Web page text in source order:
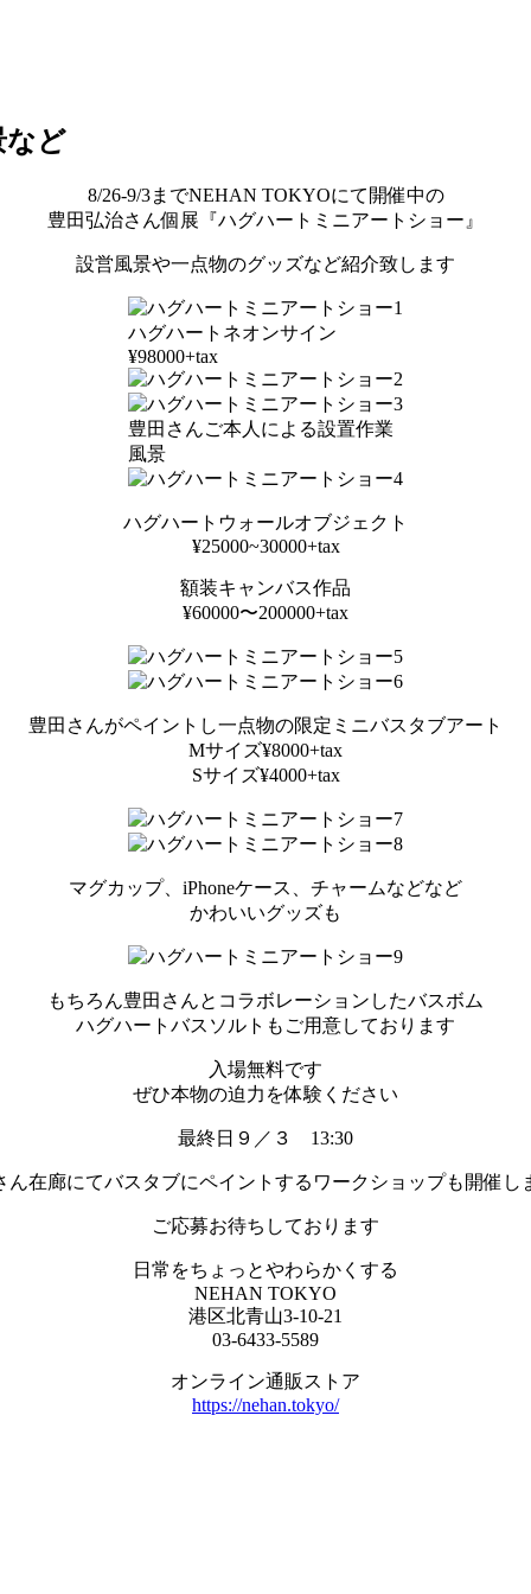
など
8/26-9/3までNEHAN TOKYOにて開催中の
豊田弘治さん個展『ハグハートミニアートショー』
設営風景や一点物のグッズなど紹介致します
ハグハートネオンサイン
¥98000+tax
豊田さんご本人による設置作業
風景
ハグハートウォールオブジェクト
¥25000~30000+tax
額装キャンバス作品
¥60000〜200000+tax
豊田さんがペイントし一点物の限定ミニバスタブアート
Mサイズ¥8000+tax
Sサイズ¥4000+tax
マグカップ、iPhoneケース、チャームなどなど
かわいいグッズも
もちろん豊田さんとコラボレーションしたバスボム
ハグハートバスソルトもご用意しております
入場無料です
ぜひ本物の迫力を体験ください
最終日９／３ 13:30
ん在廊にてバスタブにペイントするワークショップも開催し
ご応募お待ちしております
日常をちょっとやわらかくする
NEHAN TOKYO
港区北青山3-10-21
03-6433-5589
オンライン通販ストア
https://nehan.tokyo/